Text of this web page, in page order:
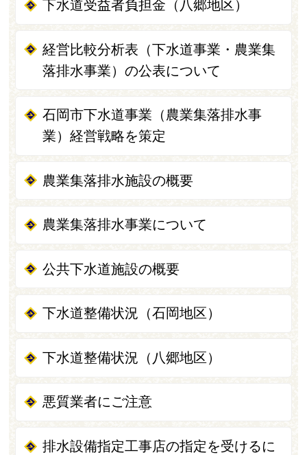
下水道受益者負担金（八郷地区）
経営比較分析表（下水道事業・農業集
落排水事業）の公表について
石岡市下水道事業（農業集落排水事
業）経営戦略を策定
農業集落排水施設の概要
農業集落排水事業について
公共下水道施設の概要
下水道整備状況（石岡地区）
下水道整備状況（八郷地区）
悪質業者にご注意
排水設備指定工事店の指定を受けるに